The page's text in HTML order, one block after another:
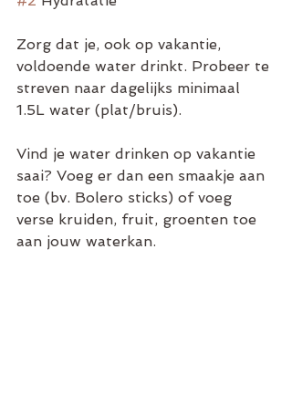
Zorg dat je, ook op vakantie,
voldoende water drinkt. Probeer te
streven naar dagelijks minimaal
1.5L water (plat/bruis).
Vind je water drinken op vakantie
saai? Voeg er dan een smaakje aan
toe (bv. Bolero sticks) of voeg
verse kruiden, fruit, groenten toe
aan jouw waterkan.